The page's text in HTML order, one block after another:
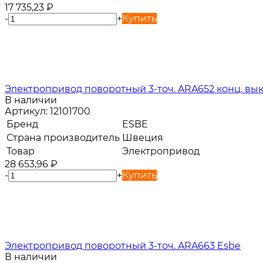
17 735,23 ₽
-
+Купить
Электропривод поворотный 3-точ. ARA652 конц.
В наличии
Артикул: 12101700
Бренд
ESBE
Страна производитель Швеция
Товар
Электропривод
28 653,96 ₽
-
+Купить
Электропривод поворотный 3-точ. ARA663 Esbe
В наличии